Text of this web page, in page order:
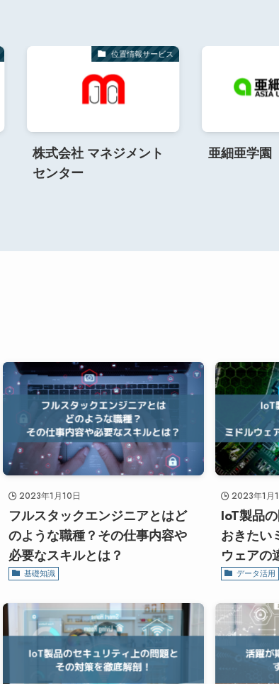
位置情報サービス
株式会社 マネジメント
センター
亜細亜学園
2023年1月10日
フルスタックエンジニアとはど
のような職種？その仕事内容や
必要なスキルとは？
基礎知識
2023年1月
IoT製品
おきたい
ウェアの
データ活用